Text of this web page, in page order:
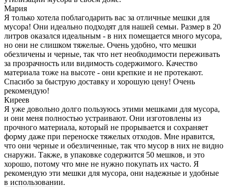
Мария
Я только хотела поблагодарить вас за отличные мешки для
мусора! Они идеально подходят для нашей семьи. Размер в 20
литров оказался идеальным - в них помещается много мусора,
но они не слишком тяжелые. Очень удобно, что мешки
обезличены и черные, так что нет необходимости переживать
за прозрачность или видимость содержимого. Качество
материала тоже на высоте - они крепкие и не протекают.
Спасибо за быструю доставку и хорошую цену! Очень
рекомендую!
Киреев
Я уже довольно долго пользуюсь этими мешками для мусора,
и они меня полностью устраивают. Они изготовлены из
прочного материала, который не прорывается и сохраняет
форму даже при переноске тяжелых отходов. Мне нравится,
что они черные и обезличенные, так что мусор в них не видно
снаружи. Также, в упаковке содержится 50 мешков, и это
хорошо, потому что мне не нужно покупать их часто. Я
рекомендую эти мешки для мусора, они надежные и удобные
в использовании.